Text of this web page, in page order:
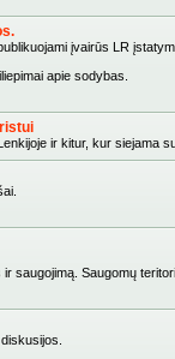
įvairūs LR
apie sodybas.
ir kitur, kur siejama
saugojimą. Saugomų